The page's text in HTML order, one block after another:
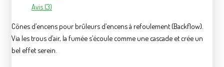
Avis (3)
Cônes d’encens pour brûleurs d’encens à refoulement (Backflow).
Via les trous d’air, la fumée s’écoule comme une cascade et crée un
bel effet serein.